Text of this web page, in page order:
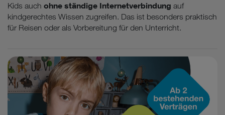
Kids auch ohne ständige Internetverbindung auf
kindgerechtes Wissen zugreifen. Das ist besonders praktisch
für Reisen oder als Vorbereitung für den Unterricht.